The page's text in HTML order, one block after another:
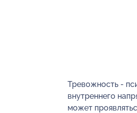
Тревожность -
внутреннего
может